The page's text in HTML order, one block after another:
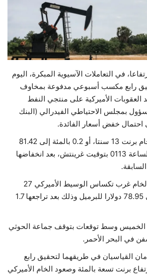
في التعاملات الآسيوية المبكرة، اليوم
رابع مكسب أسبوعي مدفوعة بمخاوف
الأميركية على منتجي النفط
بمجلس الاحتياطي الفيدرالي (البنك
احتمال خفض أسعار الفائدة.
وزادت العقود الآجلة لخام برنت 13 سنتا، أو 0.2 بالمئة إلى 81.42
دولارا للبرميل بحلول الساعة 0113 بتوقيت غرينتش، بعد انخفاضها
وارتفعت العقود الآجلة لخام غرب تكساس الوسيط الأميركي 27
سنتا، أو 0.3 بالمئة إلى 78.95 دولارا للبرميل وذلك بعد تراجعها 1.7
الخميس وسط توقعات بتوقف جماعة الحوثي
في البحر الأحمر.
القياسيان في طريقهما لتحقيق رابع
برنت تسعة بالمئة وصعود الخام الأميركي